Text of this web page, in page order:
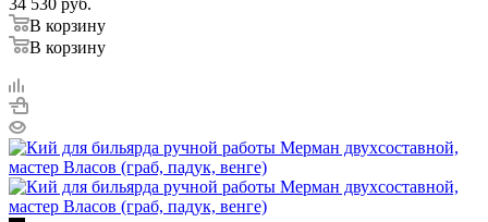
В корзину
В корзину